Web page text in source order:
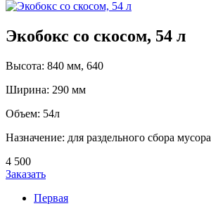
Экобокс со скосом, 54 л
Высота: 840 мм, 640
Ширина: 290 мм
Объем: 54л
Назначение: для раздельного сбора мусора
4 500
Заказать
Первая